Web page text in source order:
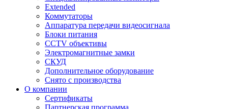
Extended
Коммутаторы
Аппаратура передачи видеосигнала
Блоки питания
CCTV объективы
Электромагнитные замки
СКУД
Дополнительное оборудование
Снято с производства
О компании
Сертификаты
Партнерская программа